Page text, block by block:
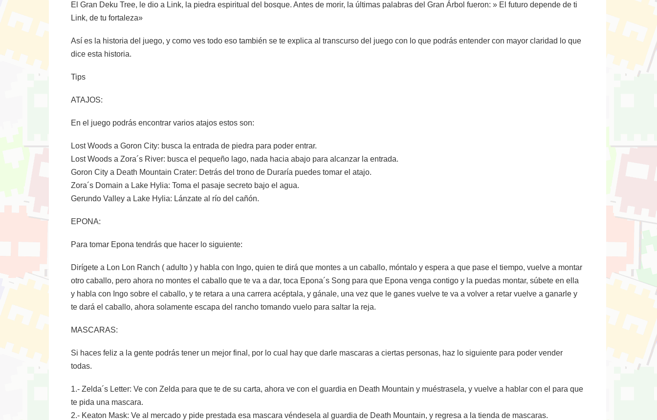
El Gran Deku Tree, le dio a Link, la piedra espiritual del bosque. Antes de morir, la últimas palabras del Gran Árbol fueron: » El futuro depende de ti
Link, de tu fortaleza»
Así es la historia del juego, y como ves todo eso también se te explica al transcurso del juego con lo que podrás entender con mayor claridad lo que
dice esta historia.
Tips
ATAJOS:
En el juego podrás encontrar varios atajos estos son:
Lost Woods a Goron City: busca la entrada de piedra para poder entrar.
Lost Woods a Zora´s River: busca el pequeño lago, nada hacia abajo para alcanzar la entrada.
Goron City a Death Mountain Crater: Detrás del trono de Duraría puedes tomar el atajo.
Zora´s Domain a Lake Hylia: Toma el pasaje secreto bajo el agua.
Gerundo Valley a Lake Hylia: Lánzate al río del cañón.
EPONA:
Para tomar Epona tendrás que hacer lo siguiente:
Dirígete a Lon Lon Ranch ( adulto ) y habla con Ingo, quien te dirá que montes a un caballo, móntalo y espera a que pase el tiempo, vuelve a montar
otro caballo, pero ahora no montes el caballo que te va a dar, toca Epona´s Song para que Epona venga contigo y la puedas montar, súbete en ella
y habla con Ingo sobre el caballo, y te retara a una carrera acéptala, y gánale, una vez que le ganes vuelve te va a volver a retar vuelve a ganarle y
te dará el caballo, ahora solamente escapa del rancho tomando vuelo para saltar la reja.
MASCARAS:
Si haces feliz a la gente podrás tener un mejor final, por lo cual hay que darle mascaras a ciertas personas, haz lo siguiente para poder vender
todas.
1.- Zelda´s Letter: Ve con Zelda para que te de su carta, ahora ve con el guardia en Death Mountain y muéstrasela, y vuelve a hablar con el para que
te pida una mascara.
2.- Keaton Mask: Ve al mercado y pide prestada esa mascara véndesela al guardia de Death Mountain, y regresa a la tienda de mascaras.